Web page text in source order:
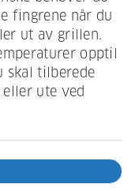
fingrene når du
ut av grillen.
opptil
skal tilberede
ute ved